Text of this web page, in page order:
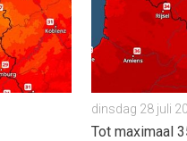
dinsdag 28 juli
Tot maximaal